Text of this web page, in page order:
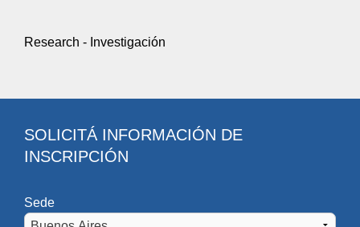
Research - Investigación
SOLICITÁ INFORMACIÓN DE
INSCRIPCIÓN
Sede